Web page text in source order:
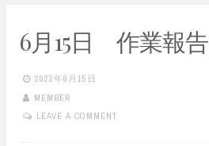
6月15日 作業報告
2022年6月15日
MEMBER
LEAVE A COMMENT